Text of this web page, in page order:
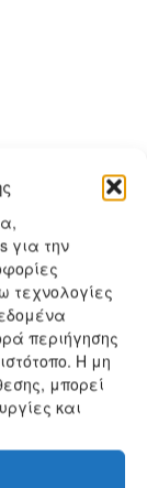
για την
τεχνολογίες
περιήγησης
Η μη
μπορεί
και
απο Ροζ
Επαργυρο
κέντρου
να